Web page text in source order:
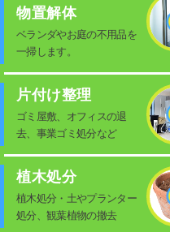
物置解体
ベランダやお庭の不用品を
一掃します。
片付け整理
ゴミ屋敷、オフィスの退
去、事業ゴミ処分など
植木処分
植木処分・土やプランター
処分、観葉植物の撤去